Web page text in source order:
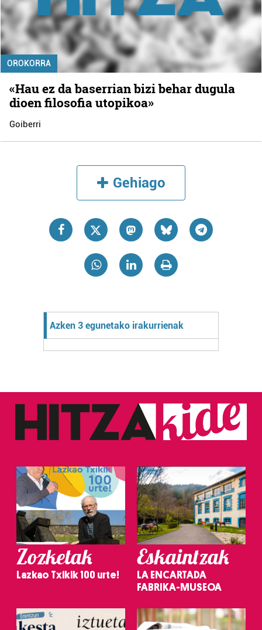
OROKORRA
«Hau ez da baserrian bizi behar dugula
dioen filosofia utopikoa»
Goiberri
Gehiago
Azken 3 egunetako irakurrienak
Zozketak
Lazkao Txikik 100 urte!
Eskaintzak
LA ENCARTADA
FABRIKA-MUSEOA